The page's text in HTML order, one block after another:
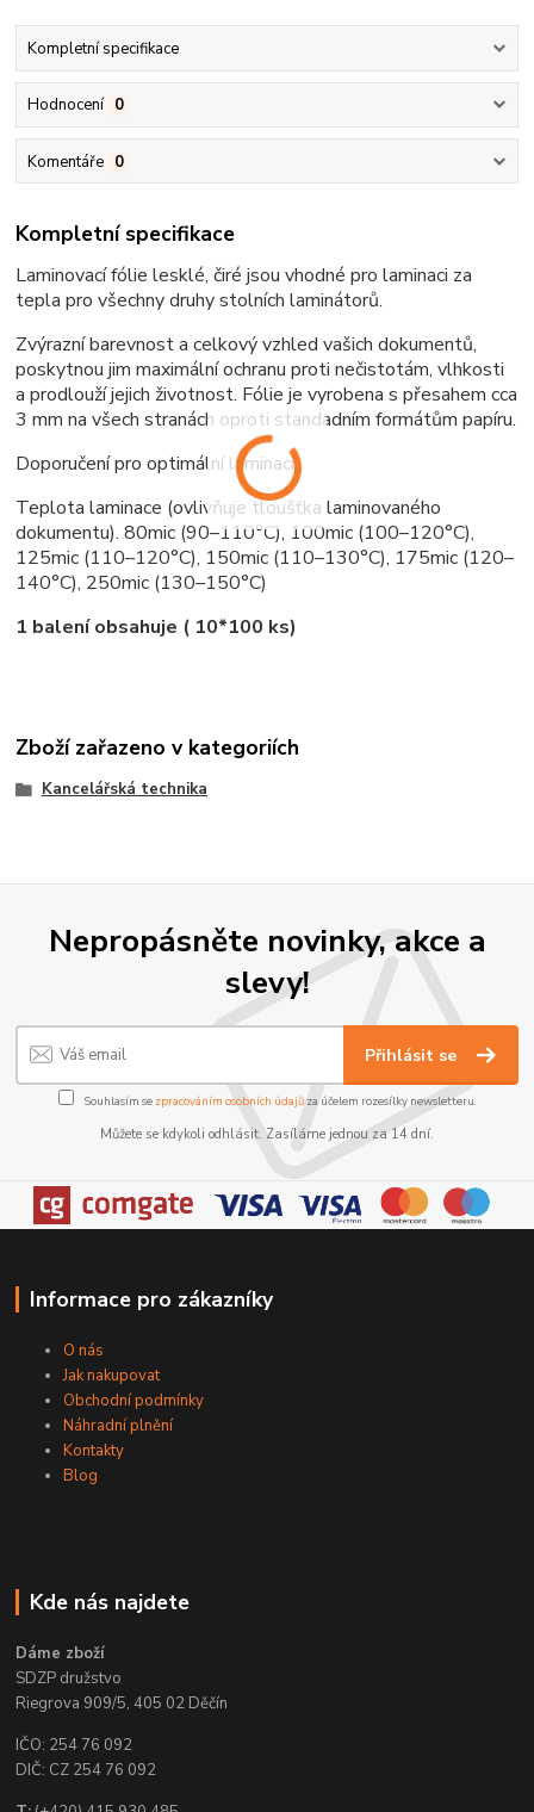
Kompletní specifikace
Hodnocení 0
Komentáře 0
Kompletní specifikace
Laminovací fólie lesklé, čiré jsou vhodné pro laminaci za
tepla pro všechny druhy stolních laminátorů.
Zvýrazní barevnost a celkový vzhled vašich dokumentů,
poskytnou jim maximální ochranu proti nečistotám, vlhkosti
a prodlouží jejich životnost. Fólie je vyrobena s přesahem cca
3 mm na všech stranách oproti standadním formátům papíru.
Doporučení pro optimální laminaci:
Teplota laminace (ovlivňuje tloušťka laminovaného
dokumentu). 80mic (90–110°C), 100mic (100–120°C),
125mic (110–120°C), 150mic (110–130°C), 175mic (120–
140°C), 250mic (130–150°C)
1 balení obsahuje ( 10*100 ks)
Zboží zařazeno v kategoriích
Kancelářská technika
Nepropásněte novinky, akce a
slevy!
Přihlásit se
Souhlasím se zpracováním osobních údajůza účelem rozesílky newsletteru.
Můžete se kdykoli odhlásit. Zasíláme jednou za 14 dní.
Informace pro zákazníky
O nás
Jak nakupovat
Obchodní podmínky
Náhradní plnění
Kontakty
Blog
Kde nás najdete
Dáme zboží
SDZP družstvo
Riegrova 909/5, 405 02 Děčín
IČO: 254 76 092
DIČ: CZ 254 76 092